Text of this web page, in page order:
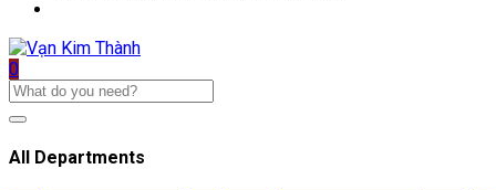
0
All Departments